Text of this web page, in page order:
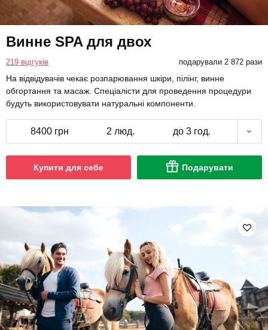
Винне SPA для двох
219 відгуків подарували 2 872 рази
На відвідувачів чекає розпарювання шкіри, пілінг, винне
обгортання та масаж. Спеціалісти для проведення процедури
будуть використовувати натуральні компоненти.
8400 грн 2 люд. до 3 год.
Купити для себе Подарувати